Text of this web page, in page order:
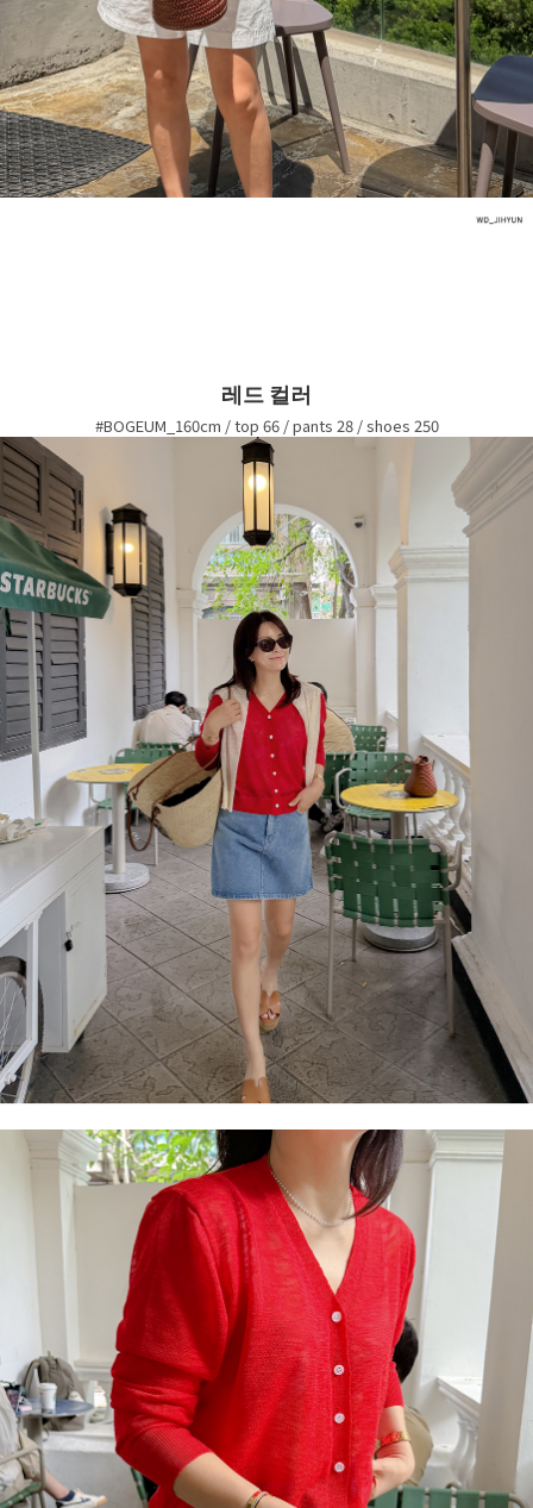
레드 컬러
#BOGEUM_160cm / top 66 / pants 28 / shoes 250